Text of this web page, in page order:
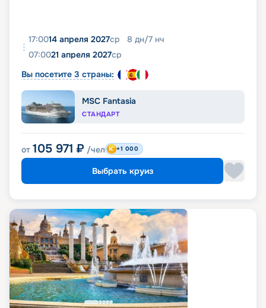
17:0014 апреля 2027ср 8 дн/7 нч
07:0021 апреля 2027ср
Вы посетите 3 страны:
MSC Fantasia
СТАНДАРТ
от 105 971 ₽ /чел +1 000
Выбрать круиз